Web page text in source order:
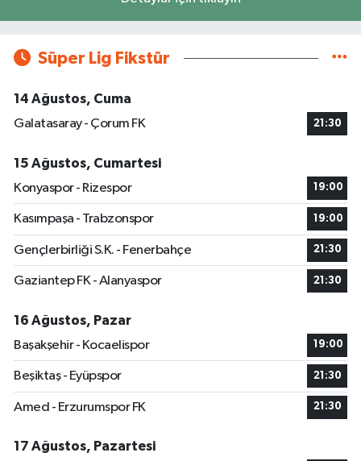
Süper Lig Fikstür
14 Ağustos, Cuma
Galatasaray - Çorum FK
21:30
15 Ağustos, Cumartesi
Konyaspor - Rizespor
19:00
Kasımpaşa - Trabzonspor 19:00
Gençlerbirliği S.K. - Fenerbahçe 21:30
Gaziantep FK - Alanyaspor 21:30
16 Ağustos, Pazar
Başakşehir - Kocaelispor
19:00
Beşiktaş - Eyüpspor 21:30
Amed - Erzurumspor FK 21:30
17 Ağustos, Pazartesi